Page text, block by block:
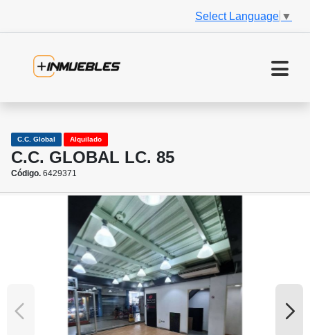
Select Language ▼
C.C. Global Alquilado
C.C. GLOBAL LC. 85
Código. 6429371